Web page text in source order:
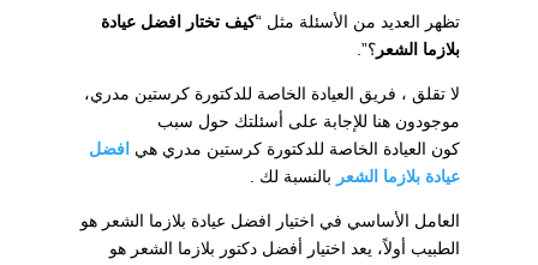
تظهر العديد من الأسئلة مثل “كيف تختار افضل عيادة
بلازما الشعر ؟”.
لا تقلق ، فريق العيادة الخاصة للدكتورة كرستين مدري،
موجودون هنا للإجابة على أسئلتك حول سبب
كون العيادة الخاصة للدكتورة كرستين مدري هي افضل
عيادة بلازما الشعر بالنسبة لك .
العامل الأساسي في اختيار افضل عيادة بلازما الشعر هو
الطبيب أولاً، يعد اختيار أفضل دكتور بلازما الشعر هو